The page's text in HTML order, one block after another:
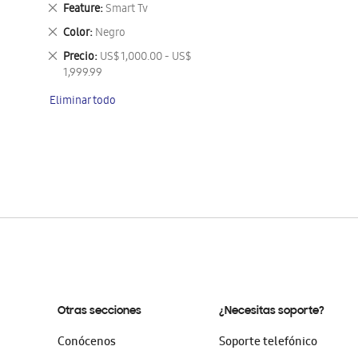
artículo
Feature Smart Tv
Eliminar
este
artículo
Color Negro
Eliminar
este
artículo
Precio US$ 1,000.00 - US$
1,999.99
Eliminar
este
Eliminar todo
Otras secciones
Conócenos
¿Necesitas soporte?
Soporte telefónico